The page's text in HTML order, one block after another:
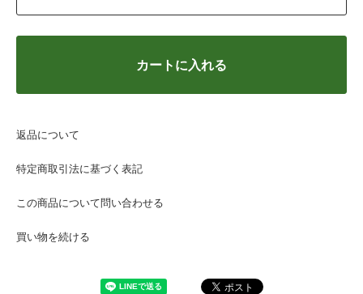
カートに入れる
返品について
特定商取引法に基づく表記
この商品について問い合わせる
買い物を続ける